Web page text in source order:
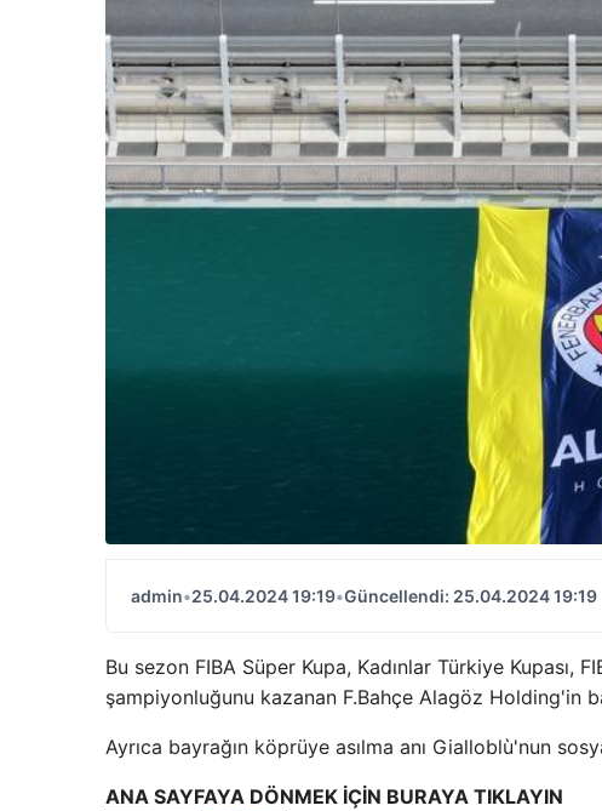
admin•25.04.2024 19:19•Güncellendi: 25.04.2024 19:19
Bu sezon FIBA ​​Süper Kupa, Kadınlar Türkiye Kupası,
şampiyonluğunu kazanan F.Bahçe Alagöz Holding'in
Ayrıca bayrağın köprüye asılma anı Gialloblù'nun
ANA SAYFAYA DÖNMEK İÇİN BURAYA TIKLAYIN